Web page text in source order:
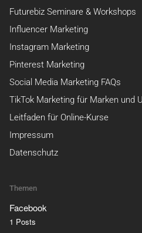
Futurebiz Seminare & Workshops
Influencer Marketing
Instagram Marketing
Pinterest Marketing
Social Media Marketing FAQs
TikTok Marketing für Marken und
Leitfaden für Online-Kurse
Impressum
Datenschutz
Themen
Facebook
1 Posts